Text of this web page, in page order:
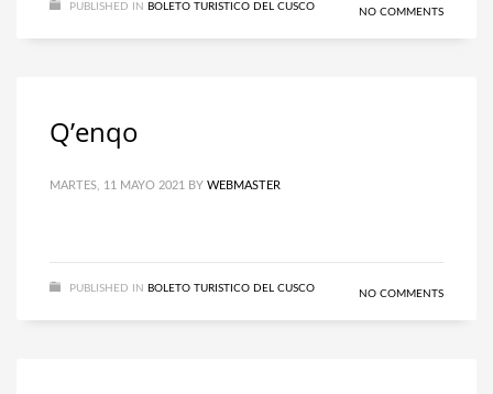
PUBLISHED IN BOLETO TURISTICO DEL CUSCO NO COMMENTS
Q’enqo
MARTES, 11 MAYO 2021 BY WEBMASTER
PUBLISHED IN BOLETO TURISTICO DEL CUSCO NO COMMENTS